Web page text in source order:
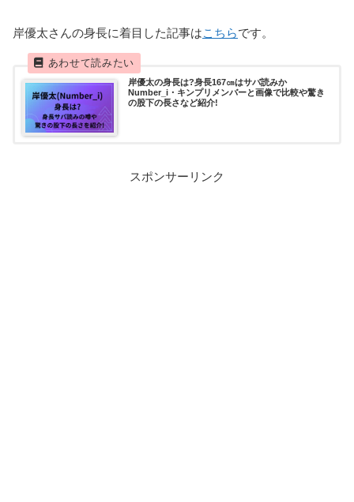
岸優太さんの身長に着目した記事はこちらです。
岸優太の身長は?身長167㎝はサバ読みか
Number_i・キンプリメンバーと画像で比較や驚き
の股下の長さなど紹介!
スポンサーリンク